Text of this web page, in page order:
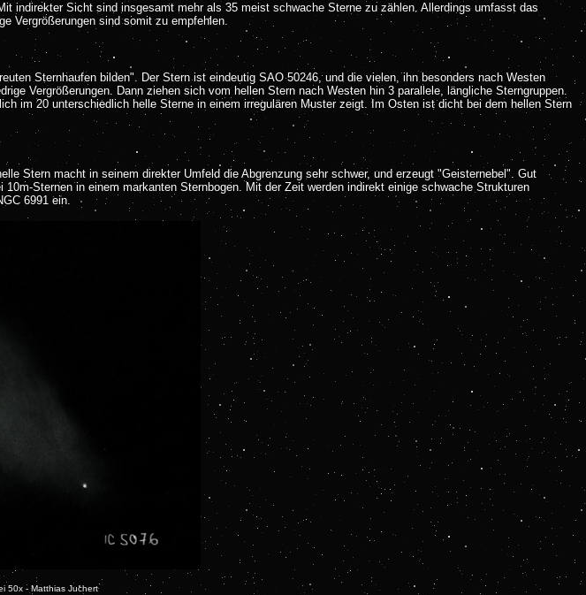
indirekter Sicht sind insgesamt mehr als 35 meist schwache Sterne zu zählen. Allerdings umfasst das
Vergrößerungen sind somit zu empfehlen.
Sternhaufen bilden". Der Stern ist eindeutig SAO 50246, und die vielen, ihn besonders nach Westen
Vergrößerungen. Dann ziehen sich vom hellen Stern nach Westen hin 3 parallele, längliche Sterngruppen.
im 20 unterschiedlich helle Sterne in einem irregulären Muster zeigt. Im Osten ist dicht bei dem hellen Stern
Stern macht in seinem direkter Umfeld die Abgrenzung sehr schwer, und erzeugt "Geisternebel". Gut
Sternen in einem markanten Sternbogen. Mit der Zeit werden indirekt einige schwache Strukturen
6991 ein.
50x - Matthias Juchert